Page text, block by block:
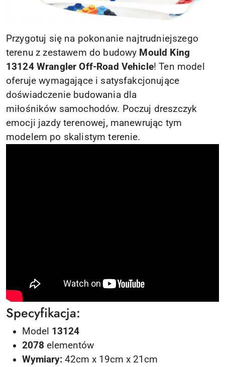
Przygotuj się na pokonanie najtrudniejszego
terenu z zestawem do budowy Mould King
13124 Wrangler Off-Road Vehicle! Ten model
oferuje wymagające i satysfakcjonujące
doświadczenie budowania dla
miłośników samochodów. Poczuj dreszczyk
emocji jazdy terenowej, manewrując tym
modelem po skalistym terenie.
Specyfikacja:
Model 13124
2078 elementów
Wymiary: 42cm x 19cm x 21cm